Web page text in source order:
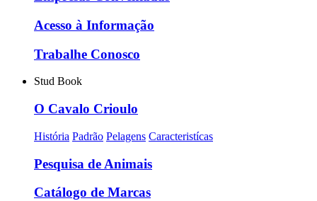
Acesso à Informação
Trabalhe Conosco
Stud Book
O Cavalo Crioulo
História Padrão Pelagens Caracteristícas
Pesquisa de Animais
Catálogo de Marcas